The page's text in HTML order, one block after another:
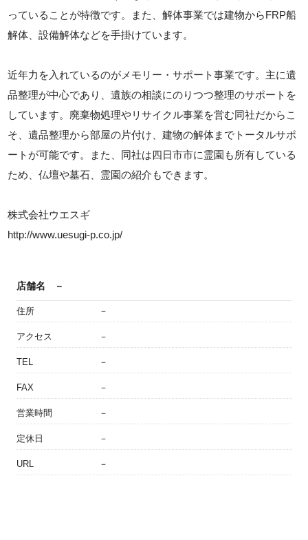
っていることが特徴です。また、解体事業では建物からFRP船
解体、設備解体などを手掛けています。
近年力を入れているのがメモリー・サポート事業です。主に遺
品整理が中心であり、遺族の相談にのりつつ整理のサポートを
しています。廃棄物処理やリサイクル事業を営む同社だからこ
そ、遺品整理から部屋の片付け、建物の解体までトータルサポ
ートが可能です。また、同社は四日市市に霊園も所有している
ため、仏壇や墓石、霊園の紹介もできます。
株式会社ウエスギ
http://www.uesugi-p.co.jp/
店舗名 －
住所 －
アクセス －
TEL －
FAX －
営業時間 －
定休日 －
URL －